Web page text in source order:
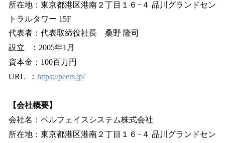
所在地：東京都港区港南２丁目１６−４ 品川グランドセン
トラルタワー 15F
代表者：代表取締役社長 桑野 隆司
設立 ：2005年1月
資本金：100百万円
URL ： https://peers.jp/
【会社概要】
会社名：ベルフェイスシステム株式会社
所在地：東京都港区港南２丁目１６−４ 品川グランドセン